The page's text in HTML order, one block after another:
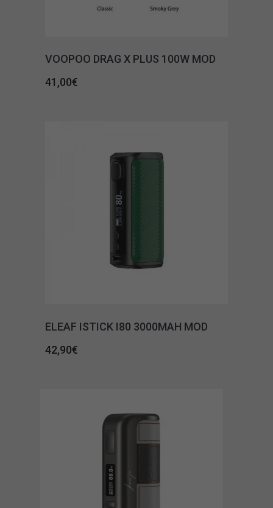
VOOPOO DRAG X PLUS 100W MOD
41,00€
ELEAF ISTICK I80 3000MAH MOD
42,90€